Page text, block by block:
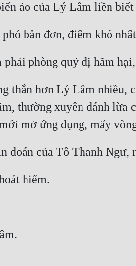
ảo của Lý Lâm liền
bản đơn, điểm khó
phòng quỷ dị hãm
thắn hơn Lý Lâm nhiều,
thường xuyên đánh lừa
mở ứng dụng, mấy
đoán của Tô Thanh
hiểm.